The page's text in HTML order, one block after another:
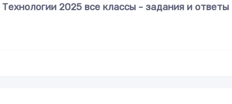
2025 все классы - задания и ответы